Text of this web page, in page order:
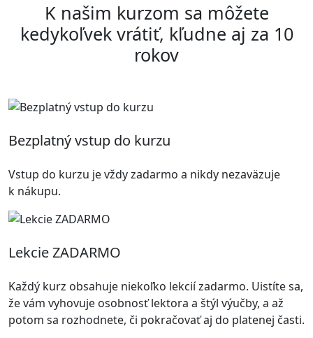
K našim kurzom sa môžete
kedykoľvek vrátiť, kľudne aj za 10
rokov
Bezplatný vstup do kurzu
Vstup do kurzu je vždy zadarmo a nikdy nezaväzuje
k nákupu.
Lekcie ZADARMO
Každý kurz obsahuje niekoľko lekcií zadarmo. Uistíte sa,
že vám vyhovuje osobnosť lektora a štýl výučby, a až
potom sa rozhodnete, či pokračovať aj do platenej časti.